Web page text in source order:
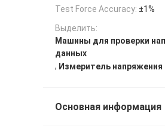
Test Force Accuracy: ±1%
Выделить:
Машины для проверки
данных
, Измеритель
Основная информация